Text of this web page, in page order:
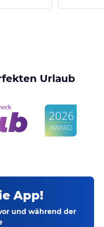
Urlaub
App!
und während der